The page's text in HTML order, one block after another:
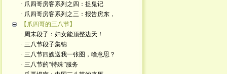
· 爪四哥房客系列之四：捉鬼记
· 爪四哥房客系列之三：报告房东，
【爪四哥的三八节】
· 周末段子：妇女能顶整边天！
· 三八节段子集锦
· 三八节四嫂送我一张图，啥意思？
· 三八节的“特殊”服务